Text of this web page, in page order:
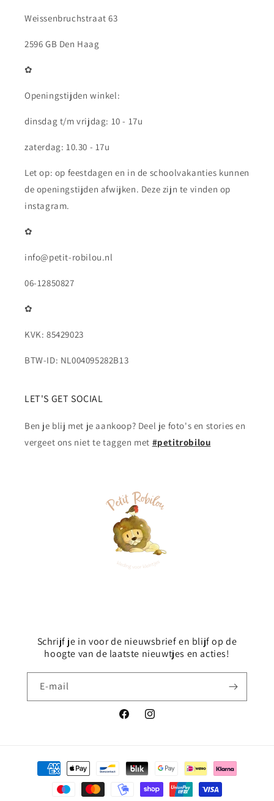
Weissenbruchstraat 63
2596 GB Den Haag
✿
Openingstijden winkel:
dinsdag t/m vrijdag: 10 - 17u
zaterdag: 10.30 - 17u
Let op: op feestdagen en in de schoolvakanties kunnen
de openingstijden afwijken. Deze zijn te vinden op
instagram.
✿
info@petit-robilou.nl
06-12850827
✿
KVK: 85429023
BTW-ID: NL004095282B13
LET'S GET SOCIAL
Ben je blij met je aankoop? Deel je foto's en stories en
vergeet ons niet te taggen met #petitrobilou
Schrijf je in voor de nieuwsbrief en blijf op de
hoogte van de laatste nieuwtjes en acties!
E‑mail
FacebookInstagram
Betaalmethoden